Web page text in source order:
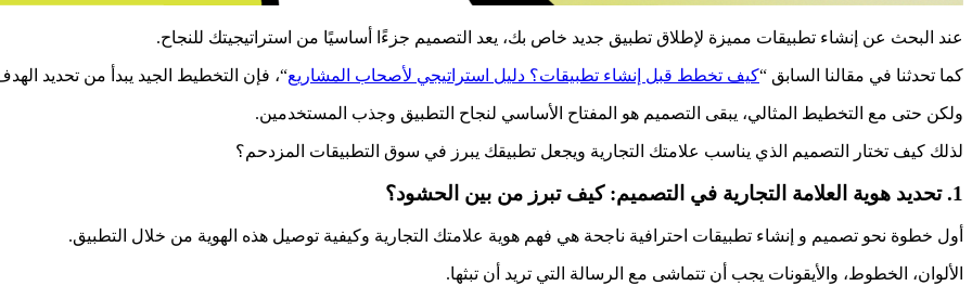
عند البحث عن إنشاء تطبيقات مميزة لإطلاق تطبيق جديد خاص بك، يعد التصميم جزءًا أساسيًا من استراتيجيتك للنجاح.
كما تحدثنا في مقالنا السابق “كيف تخطط قبل إنشاء تطبيقات؟ دليل استراتيجي لأصحاب المشاريع“، فإن التخطيط الجيد يبدأ من تحديد
ولكن حتى مع التخطيط المثالي، يبقى التصميم هو المفتاح الأساسي لنجاح التطبيق وجذب المستخدمين.
لذلك كيف تختار التصميم الذي يناسب علامتك التجارية ويجعل تطبيقك يبرز في سوق التطبيقات المزدحم؟
1. تحديد هوية العلامة التجارية في التصميم: كيف تبرز من بين الحشود؟
أول خطوة نحو تصميم و إنشاء تطبيقات احترافية ناجحة هي فهم هوية علامتك التجارية وكيفية توصيل هذه الهوية من خلال التطبيق.
الألوان، الخطوط، والأيقونات يجب أن تتماشى مع الرسالة التي تريد أن تبثها.